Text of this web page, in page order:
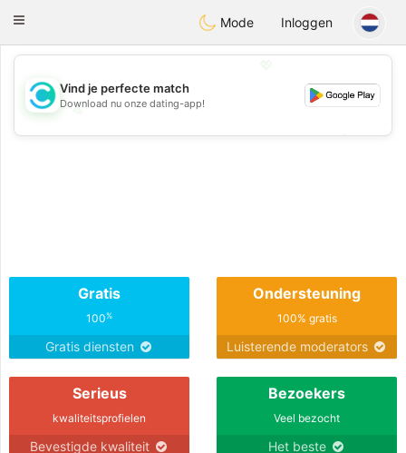
olombiaCitas
Toggle
Mode Inloggen
💖
💕
Vind je perfecte match
Download nu onze dating-app!
Gratis
100%
Gratis diensten
Ondersteuning
100% gratis
Luisterende moderators
Serieus
kwaliteitsprofielen
Bevestigde kwaliteit
Bezoekers
Veel bezocht
Het beste